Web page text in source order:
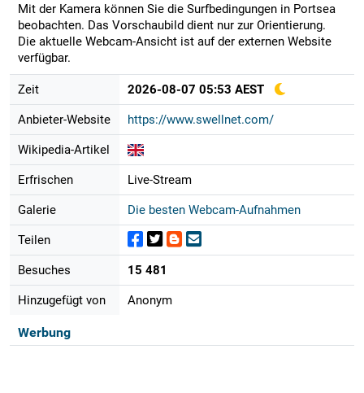
Mit der Kamera können Sie die Surfbedingungen in Portsea
beobachten. Das Vorschaubild dient nur zur Orientierung.
Die aktuelle Webcam-Ansicht ist auf der externen Website
verfügbar.
Zeit 2026-08-07 05:53 AEST
Anbieter-Website https://www.swellnet.com/
Wikipedia-Artikel
Erfrischen Live-Stream
Galerie Die besten Webcam-Aufnahmen
Teilen
Besuches 15 481
Hinzugefügt von Anonym
Werbung